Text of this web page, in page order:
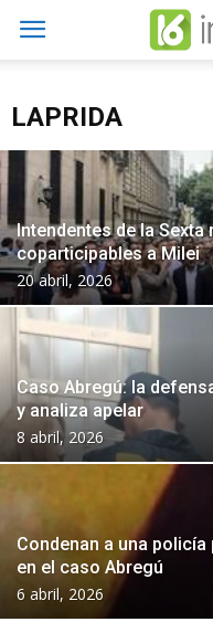
LAPRIDA
Intendentes de la
coparticipables a Milei
20 abril, 2026
Caso Abregú: la
y analiza apelar
8 abril, 2026
Condenan a una
en el caso Abregú
6 abril, 2026